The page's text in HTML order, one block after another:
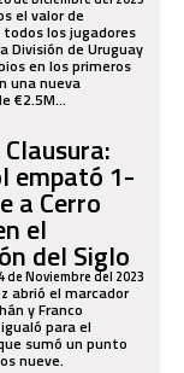
el valor de
los jugadores
División de Uruguay
en los primeros
una nueva
€2.5M...
empató 1-
a Cerro
el
del Siglo
de Noviembre del 2023
abrió el marcador
y Franco
para el
sumó un punto
nueve.